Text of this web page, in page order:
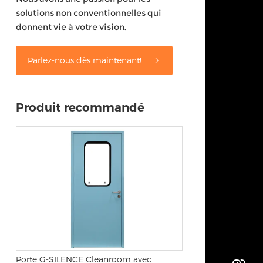
solutions non conventionnelles qui
donnent vie à votre vision.
Parlez-nous dès maintenant!
Produit recommandé
Porte G-SILENCE Cleanroom avec